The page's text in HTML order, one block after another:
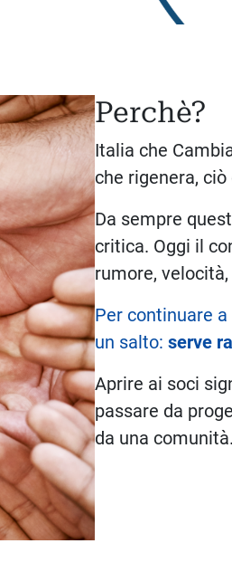
Perchè?
Italia che
che rigenera,
Da sempre
critica. Oggi il
rumore,
Per continuare
un salto: serve
Aprire ai soci
passare da
da una comunità.